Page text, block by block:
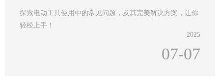
探索电动工具使用中的常见问题，及其完美解决方案，让你
轻松上手！
2025
07-07